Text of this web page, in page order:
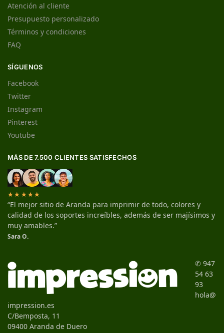
Atención al cliente
Presupuesto personalizado
Términos y condiciones
FAQ
SÍGUENOS
Facebook
Twitter
Instagram
Pinterest
Youtube
MÁS DE 7.500 CLIENTES SATISFECHOS
★★★★★
“El mejor sitio de Aranda para imprimir de todo, colores y
calidad de los soportes increíbles, además de ser majísimos y
muy amables.”
Sara O.
✆ 947
54 63
93
hola@
impression.es
C/Bemposta, 11
09400 Aranda de Duero